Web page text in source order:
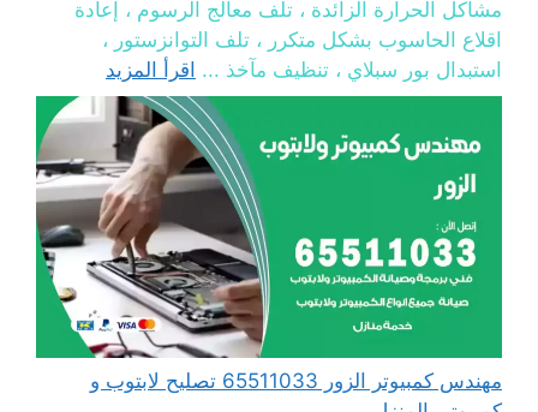
مشاكل الحرارة الزائدة ، تلف معالج الرسوم ، إعادة
اقلاع الحاسوب بشكل متكرر ، تلف التوانزستور ،
استبدال بور سبلاي ، تنظيف مآخذ ... اقرأ المزيد
مهندس كمبيوتر الزور 65511033 تصليح لابتوب و